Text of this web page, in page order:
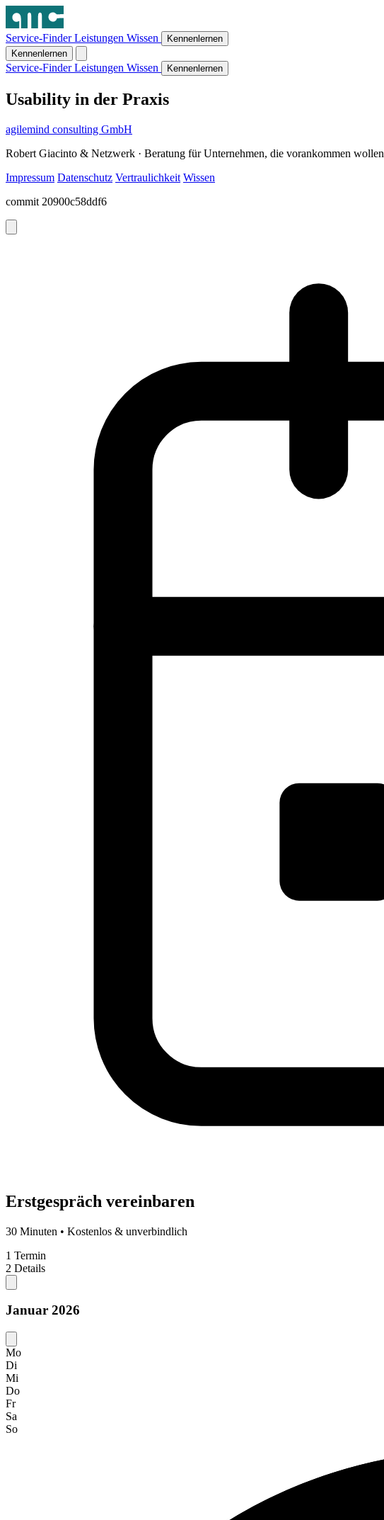
Service-FinderLeistungen Wissen
Kennenlernen
Kennenlernen
Service-FinderLeistungen Wissen Kennenlernen
Usability in der Praxis
agilemind consulting GmbH
Robert Giacinto & Netzwerk · Beratung für Unternehmen, die vorankommen wollen
Impressum Datenschutz Vertraulichkeit Wissen
commit 20900c58ddf6
Erstgespräch vereinbaren
30 Minuten • Kostenlos & unverbindlich
1 Termin
2 Details
Januar 2026
Mo
Di
Mi
Do
Fr
Sa
So